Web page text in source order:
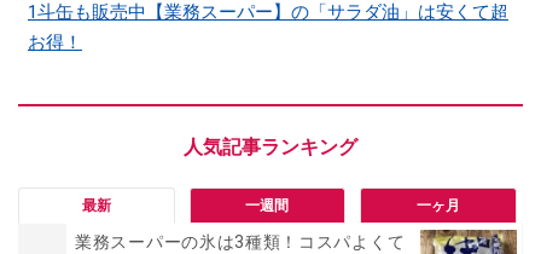
1斗缶も販売中【業務スーパー】の「サラダ油」は安くて超
お得！
最新 一週間 一ヶ月
業務スーパーの氷は3種類！コスパよくて